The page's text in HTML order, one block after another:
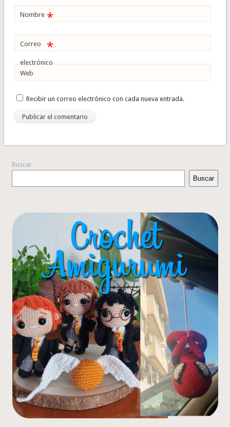
Nombre *
Correo
electrónico
*
Web
Recibir un correo electrónico con cada nueva entrada.
Buscar
Buscar